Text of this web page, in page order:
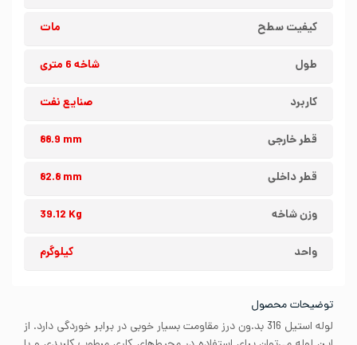
کیفیت سطح مات
طول شاخه 6 متری
کاربرد صنایع نفت
قطر خارجی 88.9 mm
قطر داخلی 82.8 mm
وزن شاخه 39.12 Kg
واحد کیلوگرم
توضیحات محصول
لوله استیل 316 بد.ون درز مقاومت بسیار خوبی در برابر خوردگی دارد. از